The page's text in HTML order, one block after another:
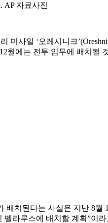
AP 자료사진
미사일 ‘오레시니크
월에는 전투 임무에 배치될
배치된다는 사실은 지난 8
라루스에 배치할 계획”이